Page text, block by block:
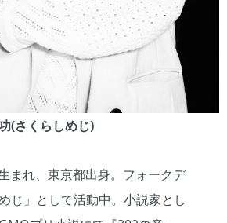
(さくらしめじ)
まれ、東京都出身。フォークデ
じ」として活動中。小説家とし